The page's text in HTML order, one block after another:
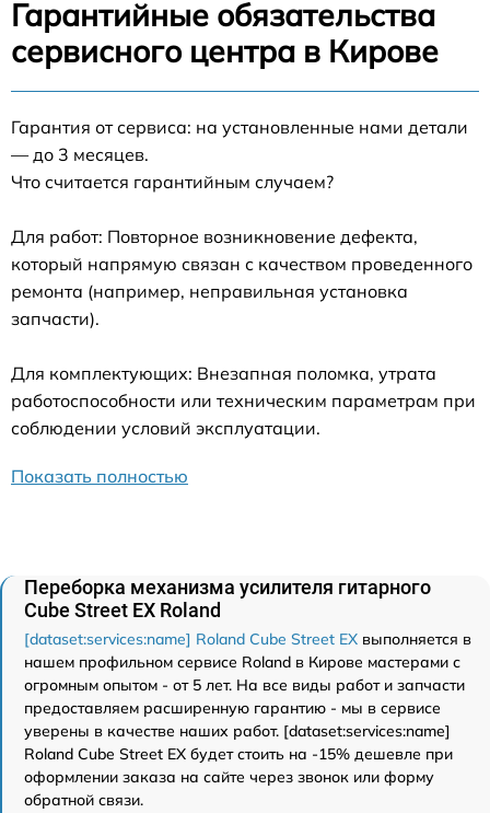
Гарантийные обязательства
сервисного центра в Кирове
Гарантия от сервиса: на установленные нами детали
— до 3 месяцев.
Что считается гарантийным случаем?
Для работ: Повторное возникновение дефекта,
который напрямую связан с качеством проведенного
ремонта (например, неправильная установка
запчасти).
Для комплектующих: Внезапная поломка, утрата
работоспособности или техническим параметрам при
соблюдении условий эксплуатации.
Показать полностью
Переборка механизма усилителя гитарного
Cube Street EX Roland
[dataset:services:name] Roland Cube Street EX выполняется в
нашем профильном сервисе Roland в Кирове мастерами с
огромным опытом - от 5 лет. На все виды работ и запчасти
предоставляем расширенную гарантию - мы в сервисе
уверены в качестве наших работ. [dataset:services:name]
Roland Cube Street EX будет стоить на -15% дешевле при
оформлении заказа на сайте через звонок или форму
обратной связи.